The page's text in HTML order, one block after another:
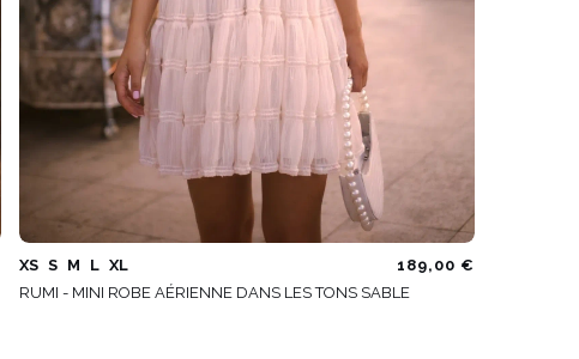
XS S M L XL
189,00 €
RUMI - MINI ROBE AÉRIENNE DANS LES TONS SABLE